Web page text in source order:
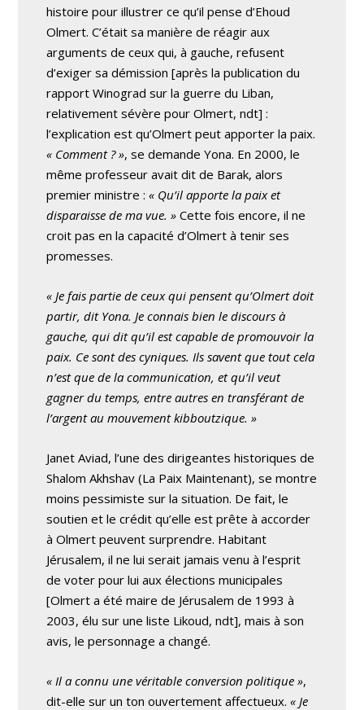
histoire pour illustrer ce qu’il pense d’Ehoud
Olmert. C’était sa manière de réagir aux
arguments de ceux qui, à gauche, refusent
d’exiger sa démission [après la publication du
rapport Winograd sur la guerre du Liban,
relativement sévère pour Olmert, ndt] :
l’explication est qu’Olmert peut apporter la paix.
« Comment ? », se demande Yona. En 2000, le
même professeur avait dit de Barak, alors
premier ministre :« Qu’il apporte la paix et
disparaisse de ma vue. » Cette fois encore, il ne
croit pas en la capacité d’Olmert à tenir ses
promesses.
« Je fais partie de ceux qui pensent qu’Olmert doit
partir, dit Yona. Je connais bien le discours à
gauche, qui dit qu’il est capable de promouvoir la
paix. Ce sont des cyniques. Ils savent que tout cela
n’est que de la communication, et qu’il veut
gagner du temps, entre autres en transférant de
l’argent au mouvement kibboutzique. »
Janet Aviad, l’une des dirigeantes historiques de
Shalom Akhshav (La Paix Maintenant), se montre
moins pessimiste sur la situation. De fait, le
soutien et le crédit qu’elle est prête à accorder
à Olmert peuvent surprendre. Habitant
Jérusalem, il ne lui serait jamais venu à l’esprit
de voter pour lui aux élections municipales
[Olmert a été maire de Jérusalem de 1993 à
2003, élu sur une liste Likoud, ndt], mais à son
avis, le personnage a changé.
« Il a connu une véritable conversion politique »,
dit-elle sur un ton ouvertement affectueux.« Je